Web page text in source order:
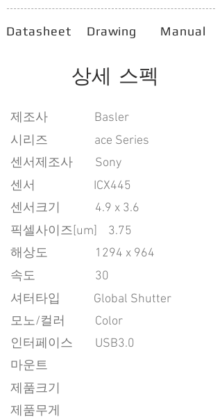
Datasheet Drawing Manual
상세 스펙
​제조사
시리즈
ace Series
센서제조사
Sony
센서
ICX445
센서크기
픽셀사이즈[um]
3.75
​해상도
1294 x 964
속도
30
​셔터타입
Global Shutter
모노/컬러
Color
인터페이스
USB3.0
마운트
제품크기
제품무게
Basler
4.9 x 3.6